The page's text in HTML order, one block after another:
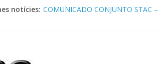
notícies: COMUNICADO CONJUNTO STAC –